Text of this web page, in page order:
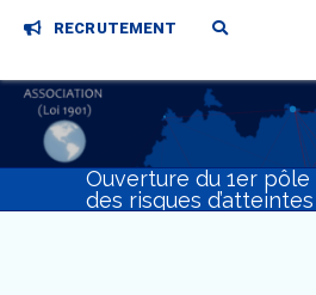
RECRUTEMENT
Ouverture du 1er
des risques